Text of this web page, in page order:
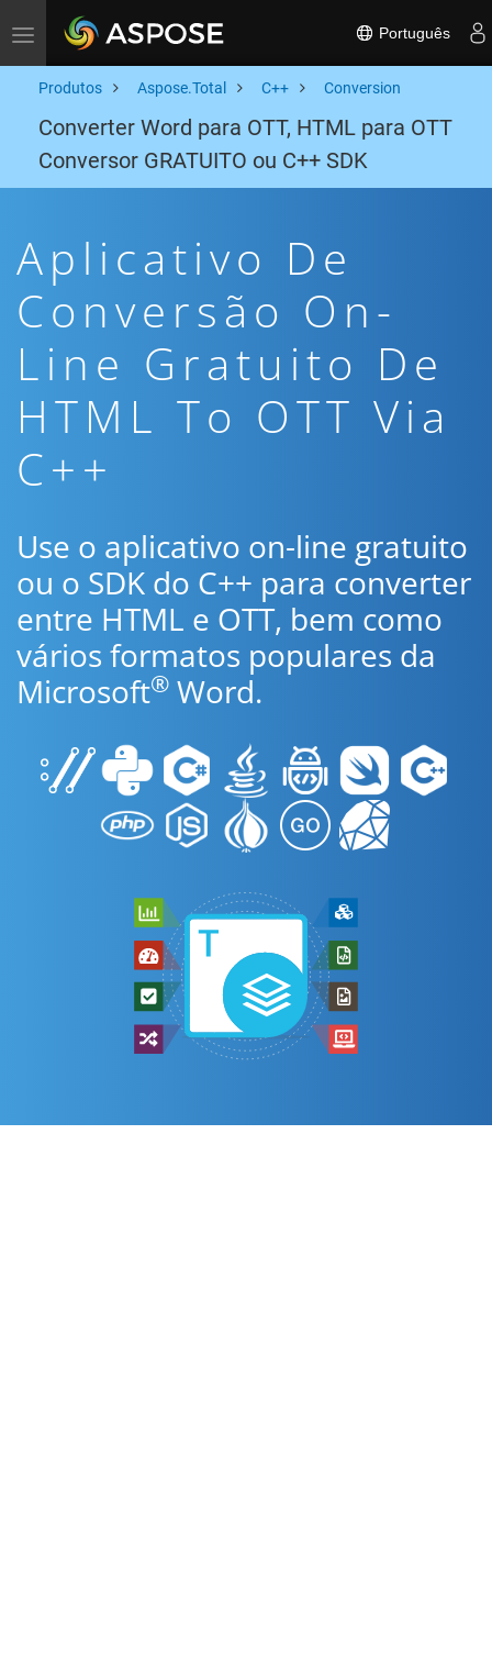
Toggle navigation Português
Produtos Aspose.Total C++ Conversion
Converter Word para OTT, HTML para OTT
Conversor GRATUITO ou C++ SDK
Aplicativo De
Conversão On-
Line Gratuito De
HTML To OTT Via
C++
Use o aplicativo on-line gratuito
ou o SDK do C++ para converter
entre HTML e OTT, bem como
vários formatos populares da
Microsoft® Word.